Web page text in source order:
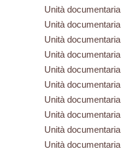
Unità documentaria
Unità documentaria
Unità documentaria
Unità documentaria
Unità documentaria
Unità documentaria
Unità documentaria
Unità documentaria
Unità documentaria
Unità documentaria